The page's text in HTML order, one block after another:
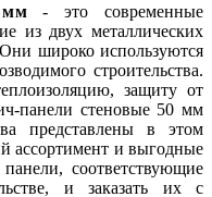
мм- это современные
из двух металлических
широко используются
строительства.
защиту от
панели стеновые 50 мм
представлены в этом
ассортимент и выгодные
соответствующие
и заказать их с